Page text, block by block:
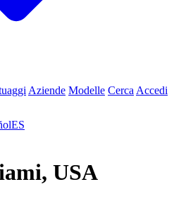
Aziende Modelle Cerca Accedi
ES
USA